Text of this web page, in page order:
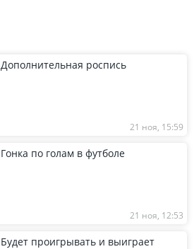
Дополнительная роспись
21 ноя, 15:59
Гонка по голам в футболе
21 ноя, 12:53
Будет проигрывать и выиграет